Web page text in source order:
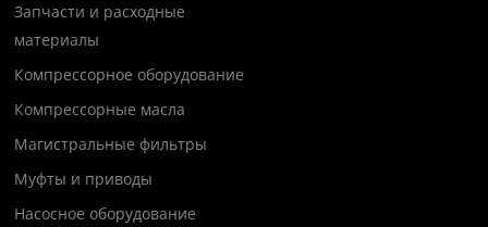
Запчасти и расходные
материалы
Компрессорное оборудование
Компрессорные масла
Магистральные фильтры
Муфты и приводы
Насосное оборудование